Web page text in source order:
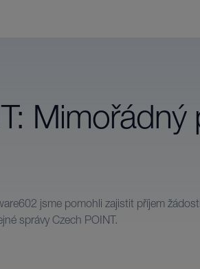
identit
Zajišťujeme
systémy státní správy.
Podnikatelé a
Naši expertizu
Mimořádný
jsme pomohli zajistit příjem
správy Czech POINT.